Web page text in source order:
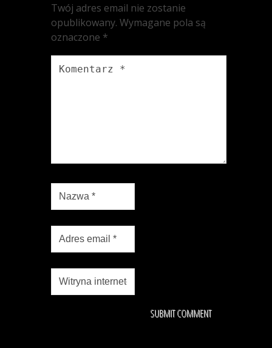
Twój adres email nie zostanie
opublikowany. Wymagane pola są
oznaczone *